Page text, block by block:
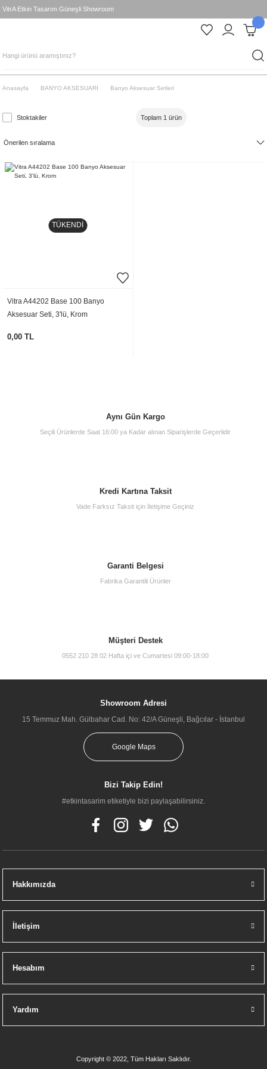
VitrA Etkin Tasarım Güneşli Showroom
Anasayfa BANYO AKSESUARI Banyo Aksesuar Setleri
Stoktakiler Toplam 1 ürün
TÜKENDİ
Vitra A44202 Base 100 Banyo
Aksesuar Seti, 3'lü, Krom
0,00 TL
Aynı Gün Kargo
Seçili Ürünlerde Saat 16:00 ya Kadar alınan Siparişlerde Geçerlidir
Kredi Kartına Taksit
Vade Farksız Taksit için İletişime Geçiniz
Garanti Belgesi
Fabrika Garantili Ürünler
Müşteri Destek
0552 210 28 02 Hafta içi ve Cumartesi 09:00-18:00
Showroom Adresi
15 Temmuz Mah. Gülbahar Cad. No: 42/A Güneşli, Bağcılar - İstanbul
Google Maps
Bizi Takip Edin!
#etkintasarim etiketiyle bizi paylaşabilirsiniz.
Hakkımızda
İletişim
Hesabım
Yardım
Copyright © 2022, Tüm Hakları Saklıdır.